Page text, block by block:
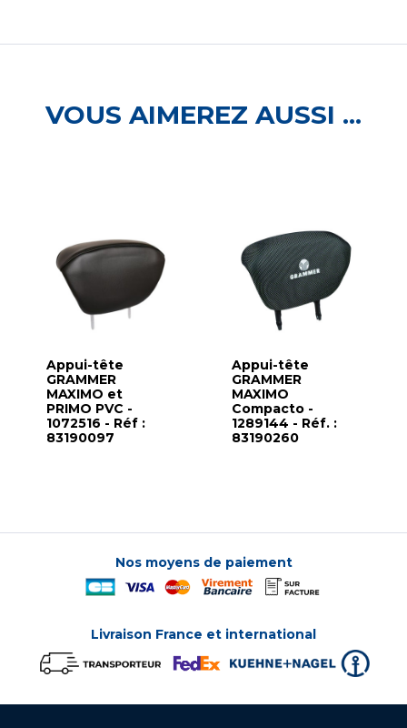
VOUS AIMEREZ AUSSI ...
Appui-tête
GRAMMER
MAXIMO et
PRIMO PVC -
1072516 - Réf :
83190097
Appui-tête
GRAMMER
MAXIMO
Compacto -
1289144 - Réf. :
83190260
Nos moyens de paiement
Livraison France et international